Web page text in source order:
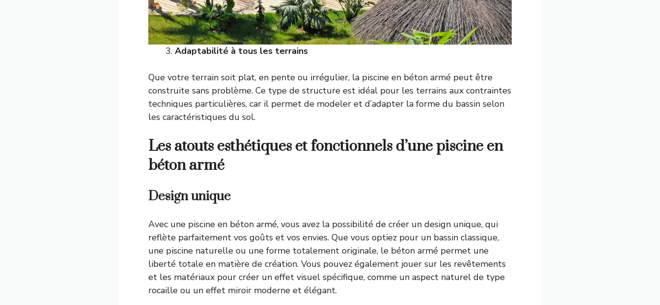
Adaptabilité à tous les terrains
Que votre terrain soit plat, en pente ou irrégulier, la piscine en béton armé peut être
construite sans problème. Ce type de structure est idéal pour les terrains aux contraintes
techniques particulières, car il permet de modeler et d’adapter la forme du bassin selon
les caractéristiques du sol.
Les atouts esthétiques et fonctionnels d’une piscine en
béton armé
Design unique
Avec une piscine en béton armé, vous avez la possibilité de créer un design unique, qui
reflète parfaitement vos goûts et vos envies. Que vous optiez pour un bassin classique,
une piscine naturelle ou une forme totalement originale, le béton armé permet une
liberté totale en matière de création. Vous pouvez également jouer sur les revêtements
et les matériaux pour créer un effet visuel spécifique, comme un aspect naturel de type
rocaille ou un effet miroir moderne et élégant.